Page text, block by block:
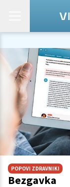
POPOVI ZDRAVNIKI
Bezgavka